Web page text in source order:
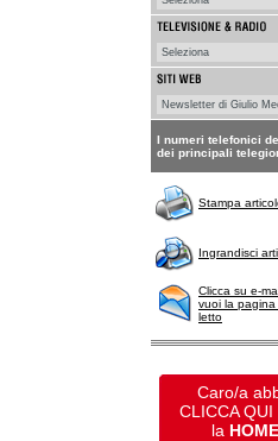
I numeri telefonici
dei principali
Stampa
Ingrandisci
Clicca su e-
vuoi la
letto
Caro/a
CLICCA
la